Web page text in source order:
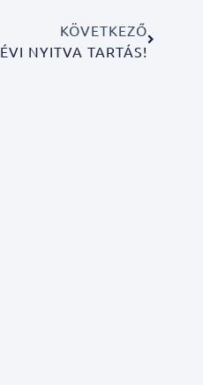
KÖVETKEZŐ
NYITVA TARTÁS!